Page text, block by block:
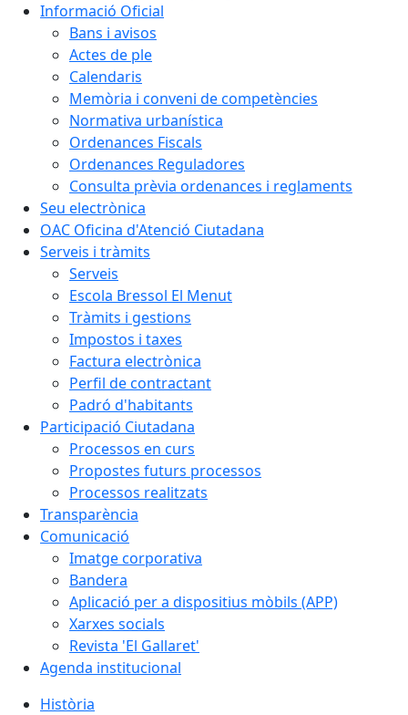
Informació Oficial
Bans i avisos
Actes de ple
Calendaris
Memòria i conveni de competències
Normativa urbanística
Ordenances Fiscals
Ordenances Reguladores
Consulta prèvia ordenances i reglaments
Seu electrònica
OAC Oficina d'Atenció Ciutadana
Serveis i tràmits
Serveis
Escola Bressol El Menut
Tràmits i gestions
Impostos i taxes
Factura electrònica
Perfil de contractant
Padró d'habitants
Participació Ciutadana
Processos en curs
Propostes futurs processos
Processos realitzats
Transparència
Comunicació
Imatge corporativa
Bandera
Aplicació per a dispositius mòbils (APP)
Xarxes socials
Revista 'El Gallaret'
Agenda institucional
Història